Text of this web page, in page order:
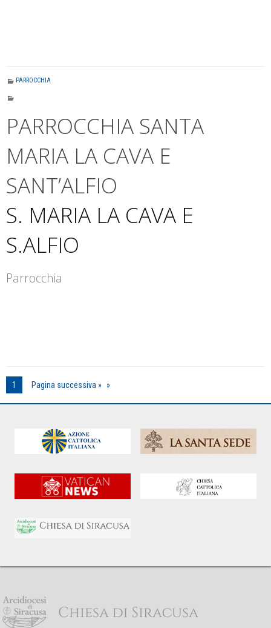
PARROCCHIA
PARROCCHIA SANTA
MARIA LA CAVA E
SANT’ALFIO
S. MARIA LA CAVA E
S.ALFIO
Parrocchia
1 Pagina successiva »